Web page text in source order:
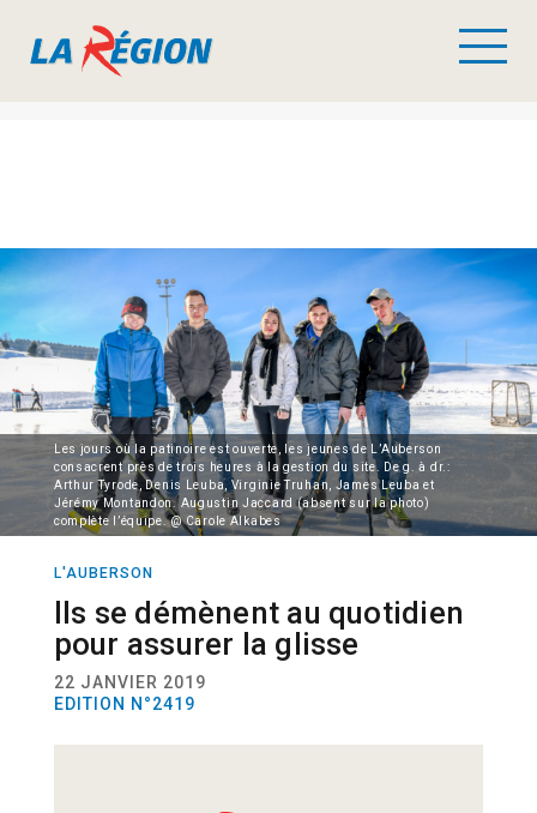
Les jours où la patinoire est ouverte, les jeunes de L’Auberson
consacrent près de trois heures à la gestion du site. De g. à dr.:
Arthur Tyrode, Denis Leuba, Virginie Truhan, James Leuba et
Jérémy Montandon. Augustin Jaccard (absent sur la photo)
complète l’équipe. @ Carole Alkabes
L'AUBERSON
Ils se démènent au quotidien
pour assurer la glisse
22 JANVIER 2019
EDITION N°2419